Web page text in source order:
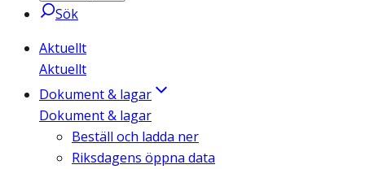
Sök
Aktuellt
Aktuellt
Dokument & lagar
Dokument & lagar
Beställ och ladda ner
Riksdagens öppna data